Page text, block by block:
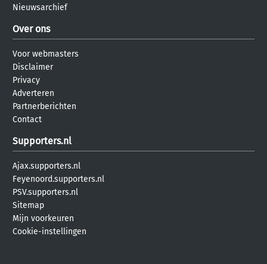
Nieuwsarchief
Over ons
Voor webmasters
Disclaimer
Privacy
Adverteren
Partnerberichten
Contact
Supporters.nl
Ajax.supporters.nl
Feyenoord.supporters.nl
PSV.supporters.nl
Sitemap
Mijn voorkeuren
Cookie-instellingen